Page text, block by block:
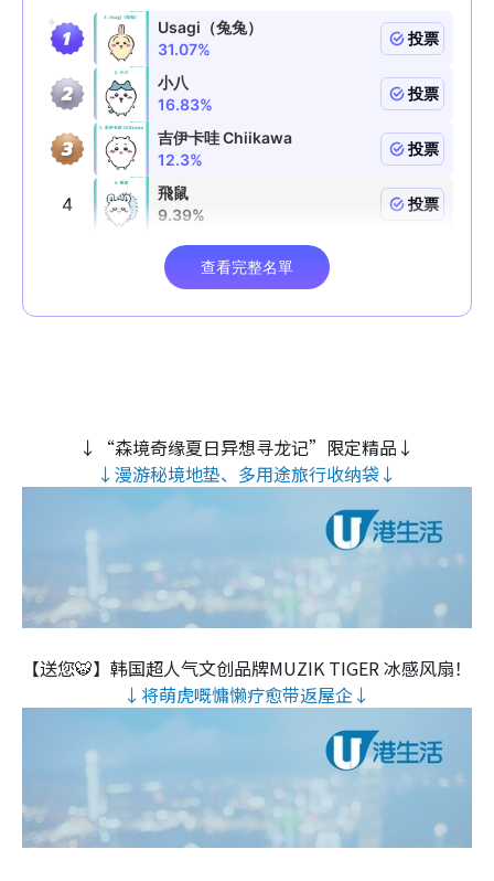
↓“森境奇缘夏日异想寻龙记”限定精品↓
↓漫游秘境地垫、多用途旅行收纳袋↓
【送您🐯】韩国超人气文创品牌MUZIK TIGER 冰感风扇！
↓将萌虎嘅慵懒疗愈带返屋企↓